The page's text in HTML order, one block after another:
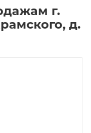
г.
д.